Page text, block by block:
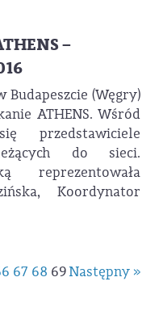
–
Budapeszcie (Węgry)
ATHENS. Wśród
przedstawiciele
do sieci.
reprezentowała
Koordynator
Następny »
67 68 69